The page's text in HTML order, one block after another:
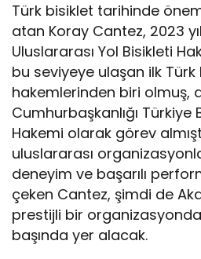
Türk bisiklet tarihinde
atan Koray Cantez, 2023
Uluslararası Yol Bisikleti
bu seviyeye ulaşan ilk Türk
hakemlerinden biri olmuş,
Cumhurbaşkanlığı Türkiye
Hakemi olarak görev
uluslararası
deneyim ve başarılı
çeken Cantez, şimdi de
prestijli bir
başında yer alacak.